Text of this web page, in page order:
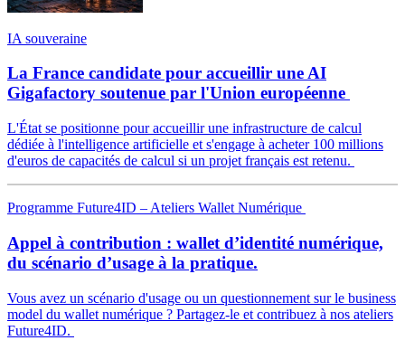
IA souveraine
La France candidate pour accueillir une AI
Gigafactory soutenue par l'Union européenne
L'État se positionne pour accueillir une infrastructure de calcul
dédiée à l'intelligence artificielle et s'engage à acheter 100 millions
d'euros de capacités de calcul si un projet français est retenu.
Programme Future4ID – Ateliers Wallet Numérique
Appel à contribution : wallet d’identité numérique,
du scénario d’usage à la pratique.
Vous avez un scénario d'usage ou un questionnement sur le business
model du wallet numérique ? Partagez-le et contribuez à nos ateliers
Future4ID.